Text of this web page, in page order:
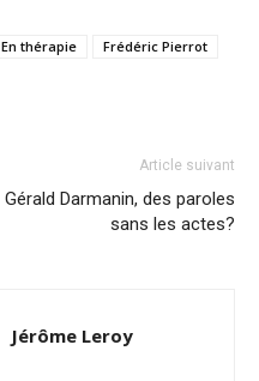
En thérapie
Frédéric Pierrot
Article suivant
Gérald Darmanin, des paroles
sans les actes?
Jérôme Leroy